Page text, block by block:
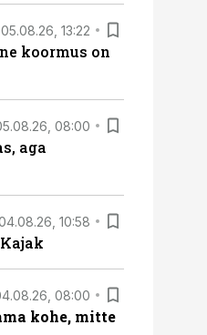
05.08.26, 13:22
koormus on
08:00
aga
10:58
08:00
kohe, mitte